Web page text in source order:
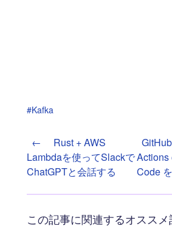
#Kafka
←
Rust + AWS
Lambdaを使ってSlackで
ChatGPTと会話する
Actions
Code
この記事に関連するオスス